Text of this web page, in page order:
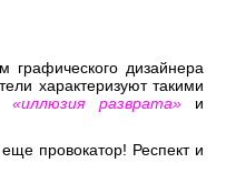
графического дизайнера
характеризуют такими
«иллюзия разврата»и
провокатор! Респект и